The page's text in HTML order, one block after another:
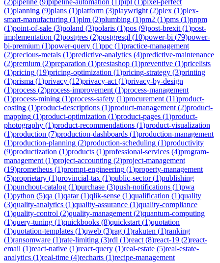
(1)planning (9)plans (1)platform (3)playwright (2)plex (1)plex-
smart-manufacturing (1)plm (2)plumbing (1)pm2 (1)pms (1)pnpm
(1)point-of-sale (3)poland (3)polaris (1)pos (9)post-brexit (1)post-
implementation (2)postgres (2)postgresql (10)power-bi (79)power-
bi-premium (1)power-query (1)ppc (1)practice-management
(2)precious-metals (1)predictive-analytics (4)predictive-maintenance
(2)premium (2)preparation (1)prestashop (1)preventive (1)pricelists
(1)pricing (19)pricing-optimization (1)pricing-strategy (3)printing
(1)prisma (1)privacy (12)privacy-act (1)privacy-by-design
(1)process (2)process-improvement (1)process-management
(1)process-mining (1)process-safety (1)procurement (11)product-
costing (1)product-descriptions (1)product-management (2)product-
mapping (1)product-optimization (1)product-pages (1)product-
photography (1)product-recommendations (1)product-visualization
(1)production (7)production-dashboards (1)production-management
(1)production-planning (2)production-scheduling (1)productivity
(9)productization (1)products (1)professional-services (4)program-
management (1)project-accounting (2)project-management
(19)prometheus (1)prompt-engineering (1)property-management
(5)proprietary (1)provincial-tax (1)public-sector(1)publishing
(1)punchout-catalog (1)purchase (3)push-notifications (1)pwa
(1)python (5)qa (1)qatar(1)qlik-sense (1)qualification (1)quality
(3)quality-analytics (1)quality-assurance (1)quality-compliance
(1)quality-control (2)quality-management (2)quantum-computing
(1)query-tuning (1)quickbooks (8)quickstart (1)quotation
(1)quotation-templates (1)qweb (3)rag (1)rakuten (1)ranking
(1)ransomware (1)rate-limiting (3)rdl (1)react (8)react-19 (2)react-
email (1)react-native (1)react-query (1)real-estate (5)real-estate-
analytics (1)real-time (4)recharts (1)recipe-management